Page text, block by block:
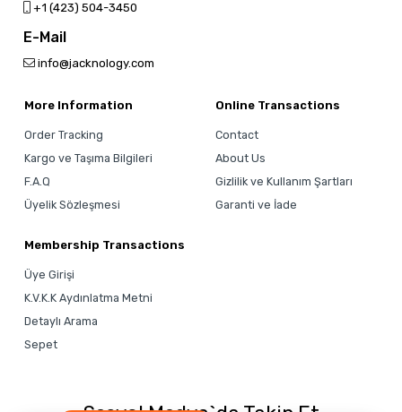
‎+1 (423) 504-3450
E-Mail
info@jacknology.com
More Information
Order Tracking
Kargo ve Taşıma Bilgileri
F.A.Q
Üyelik Sözleşmesi
Online Transactions
Contact
About Us
Gizlilik ve Kullanım Şartları
Garanti ve İade
Membership Transactions
Üye Girişi
K.V.K.K Aydınlatma Metni
Detaylı Arama
Sepet